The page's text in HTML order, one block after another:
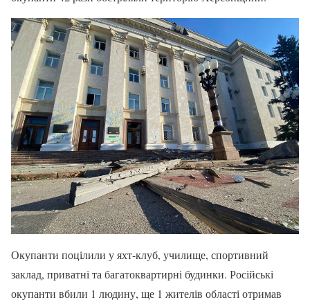
Окупанти поцілили у яхт-клуб, училище, спортивний
заклад, приватні та багатоквартирні будинки. Російські
окупанти вбили 1 людину, ще 1 жителів області отримав